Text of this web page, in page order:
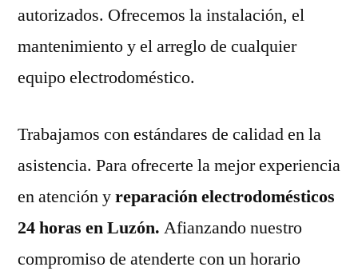
autorizados. Ofrecemos la instalación, el
mantenimiento y el arreglo de cualquier
equipo electrodoméstico.
Trabajamos con estándares de calidad en la
asistencia. Para ofrecerte la mejor experiencia
en atención yreparación electrodomésticos
24 horas en Luzón. Afianzando nuestro
compromiso de atenderte con un horario